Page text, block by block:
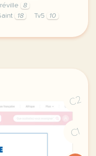
8
18 Tv5 10
button cursor
C2
C1